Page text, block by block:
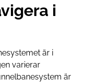
i
är i
varierar
är